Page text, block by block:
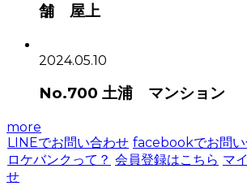
舗 屋上
2024.05.10
No.700 土浦 マンション
more
LINEでお問い合わせ facebookでお問い
ロケバンクって？ 会員登録はこちら マ
せ